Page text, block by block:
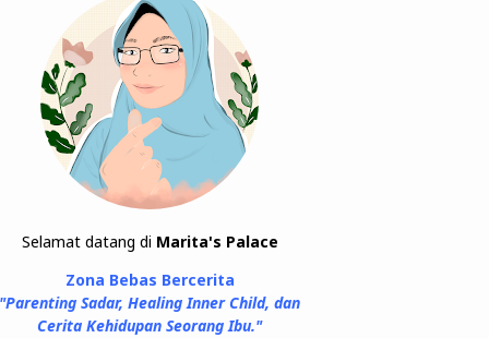
Selamat datang di Marita's Palace
Zona Bebas Bercerita
"Parenting Sadar, Healing Inner Child, dan
Cerita Kehidupan Seorang Ibu."